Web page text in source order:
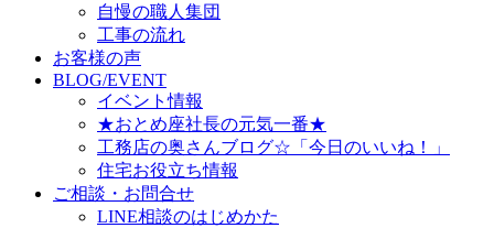
自慢の職人集団
工事の流れ
お客様の声
BLOG/EVENT
イベント情報
★おとめ座社長の元気一番★
工務店の奥さんブログ☆「今日のいいね！」
住宅お役立ち情報
ご相談・お問合せ
LINE相談のはじめかた